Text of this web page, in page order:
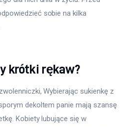
sobie na kilka
krótki rękaw?
Wybierając sukienkę z
dekoltem panie mają szansę
Kobiety lubujące się w